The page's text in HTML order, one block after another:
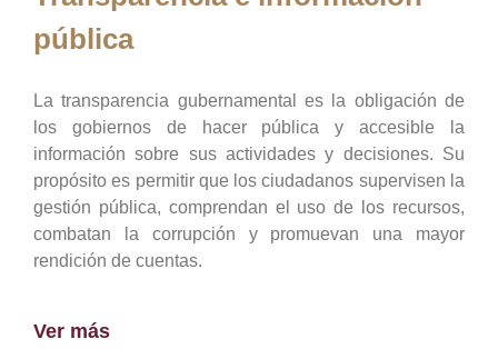
pública
La transparencia gubernamental es la obligación de
los gobiernos de hacer pública y accesible la
información sobre sus actividades y decisiones. Su
propósito es permitir que los ciudadanos supervisen la
gestión pública, comprendan el uso de los recursos,
combatan la corrupción y promuevan una mayor
rendición de cuentas.
Ver más